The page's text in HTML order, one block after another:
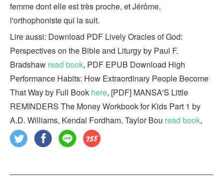
femme dont elle est très proche, et Jérôme,
l'orthophoniste qui la suit.
Lire aussi: Download PDF Lively Oracles of God:
Perspectives on the Bible and Liturgy by Paul F.
Bradshaw read book, PDF EPUB Download High
Performance Habits: How Extraordinary People Become
That Way by Full Book here, [PDF] MANSA'S Little
REMINDERS The Money Workbook for Kids Part 1 by
A.D. Williams, Kendal Fordham, Taylor Bou read book,